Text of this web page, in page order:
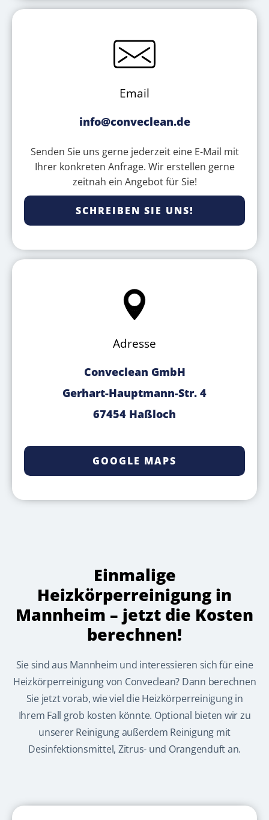
Email
info@conveclean.de
Senden Sie uns gerne jederzeit eine E-Mail mit
Ihrer konkreten Anfrage. Wir erstellen gerne
zeitnah ein Angebot für Sie!
SCHREIBEN SIE UNS!
Adresse
Conveclean GmbH
Gerhart-Hauptmann-Str. 4
67454 Haßloch
GOOGLE MAPS
Einmalige
Heizkörperreinigung in
Mannheim – jetzt die Kosten
berechnen!
Sie sind aus Mannheim und interessieren sich für eine
Heizkörperreinigung von Conveclean? Dann berechnen
Sie jetzt vorab, wie viel die Heizkörperreinigung in
Ihrem Fall grob kosten könnte. Optional bieten wir zu
unserer Reinigung außerdem Reinigung mit
Desinfektionsmittel, Zitrus- und Orangenduft an.